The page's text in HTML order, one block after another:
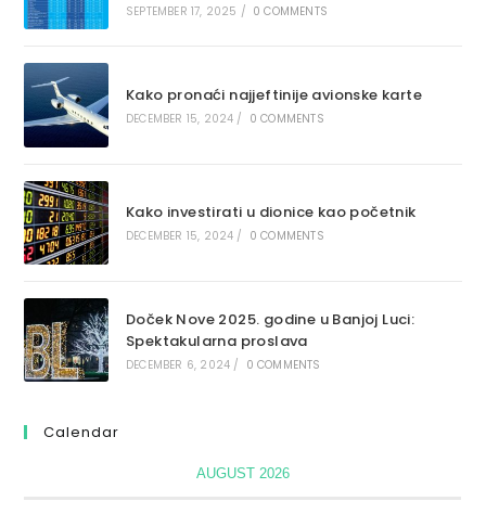
SEPTEMBER 17, 2025 / 0 COMMENTS
Kako pronaći najjeftinije avionske karte
DECEMBER 15, 2024 / 0 COMMENTS
Kako investirati u dionice kao početnik
DECEMBER 15, 2024 / 0 COMMENTS
Doček Nove 2025. godine u Banjoj Luci:
Spektakularna proslava
DECEMBER 6, 2024 / 0 COMMENTS
Calendar
AUGUST 2026